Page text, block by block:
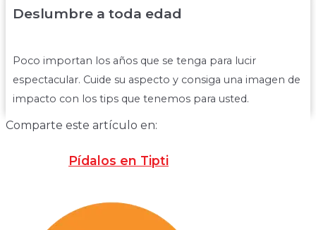
Deslumbre a toda edad
Poco importan los años que se tenga para lucir
espectacular. Cuide su aspecto y consiga una imagen de
impacto con los tips que tenemos para usted.
Comparte este artículo en:
Pídalos en Tipti